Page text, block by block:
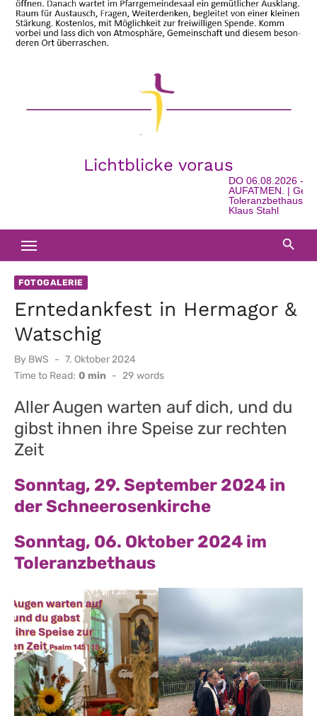
Lichtblicke voraus
DO 06.08.2026 - 16:00
AUFATMEN. |
Toleranzbethaus in
Klaus Stahl
FOTOGALERIE
Erntedankfest in Hermagor &
Watschig
By BWS
Posted
on
7. Oktober 2024
Time to Read: 0 min - 29 words
Aller Augen warten auf dich, und du
gibst ihnen ihre Speise zur rechten
Zeit
Sonntag, 29. September 2024 in
der Schneerosenkirche
Sonntag, 06. Oktober 2024 im
Toleranzbethaus